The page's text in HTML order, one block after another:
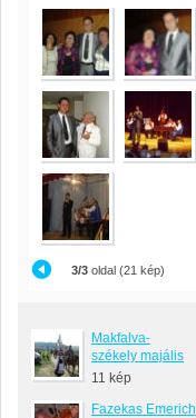
3/3 oldal (21 kép)
Makfalva-
székely majális
11 kép
Fazekas Emerich